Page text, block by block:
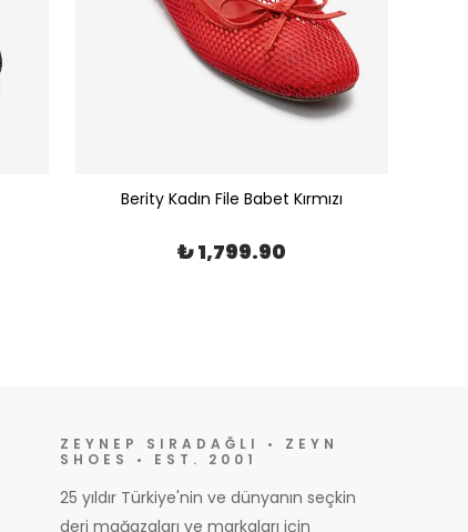
Berity Kadın File Babet Kırmızı
₺ 1,799.90
ZEYNEP SIRADAĞLI • ZEYN
SHOES • EST. 2001
25 yıldır Türkiye'nin ve dünyanın seçkin
deri mağazaları ve markaları için